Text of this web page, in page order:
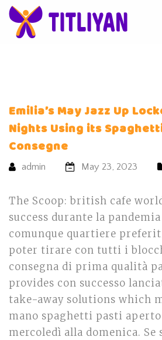
Emilia’s May Jazz Up
Nights Using its
Consegne
admin May 23, 2023
The Scoop: british cafe
success durante la
comunque quartiere
poter tirare con tutti i
consegna di prima qualità
provides con successo
take-away solutions which
mano spaghetti pasti
mercoledì alla domenica. Se